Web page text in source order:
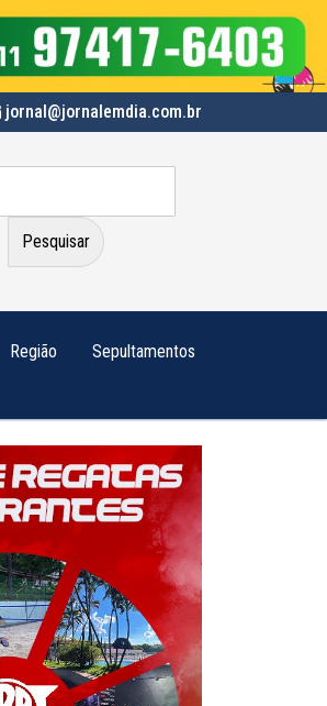
jornal@jornalemdia.com.br
Região Sepultamentos